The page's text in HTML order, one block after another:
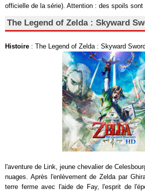
officielle de la série). Attention : des spoils sont
The Legend of Zelda : Skyward
Histoire : The Legend of Zelda : Skyward
l'aventure de Link, jeune chevalier de
nuages. Après l'enlèvement de Zelda par
terre ferme avec l'aide de Fay, l'esprit de